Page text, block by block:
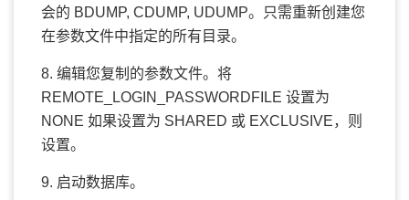
会的 BDUMP, CDUMP, UDUMP。只需重新创建您
在参数文件中指定的所有目录。
8. 编辑您复制的参数文件。将
REMOTE_LOGIN_PASSWORDFILE 设置为
NONE 如果设置为 SHARED 或 EXCLUSIVE，则
设置。
9. 启动数据库。